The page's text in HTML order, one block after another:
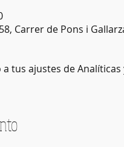
Carrer de Pons i
tus ajustes de